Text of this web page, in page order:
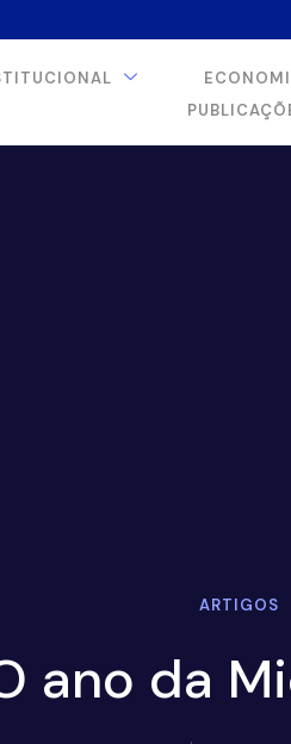
ARTIGOS
ano da